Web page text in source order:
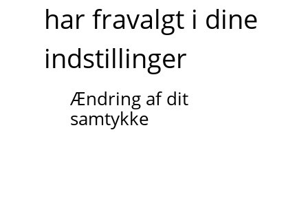
har fravalgt i dine
indstillinger
Ændring af dit
samtykke